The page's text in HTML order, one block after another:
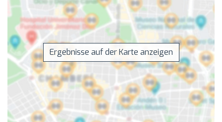
Ergebnisse auf der Karte anzeigen